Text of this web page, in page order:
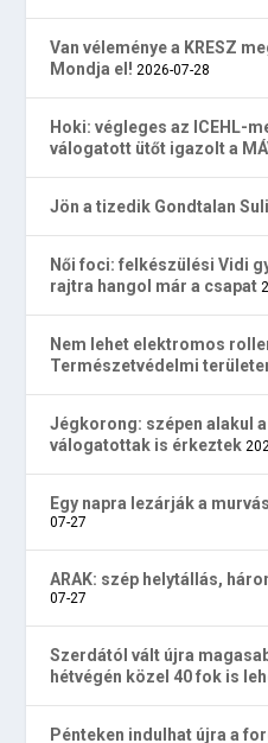
Van véleménye a KRESZ
Mondja el! 2026-07-28
Hoki: végleges az ICEHL-
válogatott ütőt igazolt a
Jön a tizedik Gondtalan
Női foci: felkészülési Vidi
rajtra hangol már a csapat
Nem lehet elektromos
Természetvédelmi
Jégkorong: szépen alakul a
válogatottak is érkeztek
Egy napra lezárják a
07-27
ARAK: szép helytállás,
07-27
Szerdától vált újra
hétvégén közel 40 fok is
Pénteken indulhat újra a